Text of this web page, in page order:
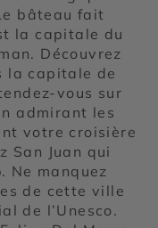
bâteau fait
la capitale du
Découvrez
la capitale de
vous sur
admirant les
votre croisière
San Juan qui
. Ne manquez
de cette ville
de l’Unesco.